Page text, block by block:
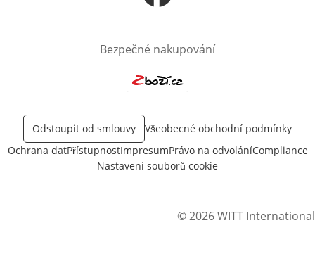
Otevře v novém okně
Bezpečné nakupování
Odstoupit od smlouvy
Všeobecné obchodní podmínky
Ochrana datPřístupnostImpresumPrávo na odvoláníCompliance
Nastavení souborů cookie
© 2026 WITT International